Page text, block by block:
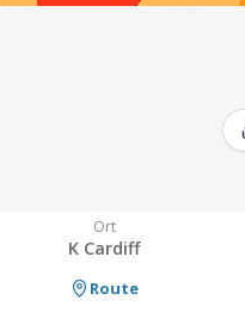
Ort
K Cardiff
Route